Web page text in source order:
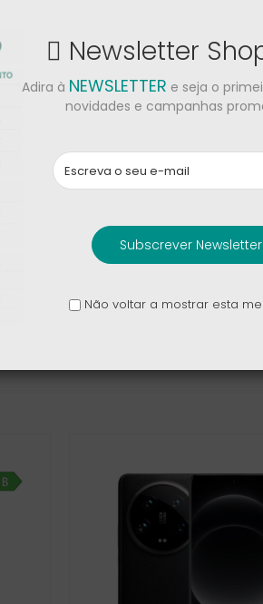
Newsletter
Adira à NEWSLETTER e seja o
novidades e campanhas
Subscrever Newsletter
Não voltar a mostrar esta